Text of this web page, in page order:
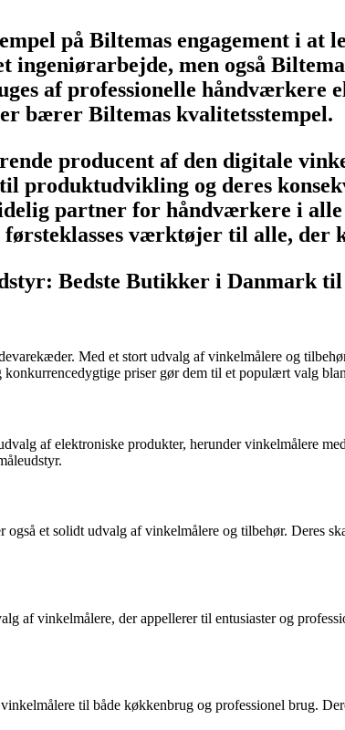
på Biltemas engagement i
men også
af professionelle håndværkere
bærer Biltemas kvalitetsstempel.
producent af den digitale
produktudvikling og deres
partner for håndværkere i
førsteklasses værktøjer til alle,
Bedste Butikker i Danmark
Med et stort udvalg af vinkelmålere og
priser gør dem til et populært valg
af elektroniske produkter, herunder vinkelmålere
et solidt udvalg af vinkelmålere og tilbehør. Deres
af vinkelmålere, der appellerer til entusiaster og
til både køkkenbrug og professionel brug.